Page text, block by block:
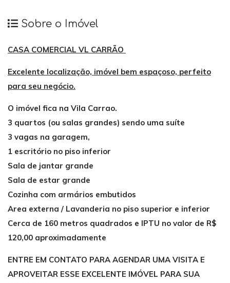
Sobre o Imóvel
CASA COMERCIAL VL CARRÃO
Excelente localização, imóvel bem espaçoso, perfeito
para seu negócio.
O imóvel fica na Vila Carrao.
3 quartos (ou salas grandes) sendo uma suíte
3 vagas na garagem,
1 escritório no piso inferior
Sala de jantar grande
Sala de estar grande
Cozinha com armários embutidos
Area externa / Lavanderia no piso superior e inferior
Cerca de 160 metros quadrados e IPTU no valor de R$
120,00 aproximadamente
ENTRE EM CONTATO PARA AGENDAR UMA VISITA E
APROVEITAR ESSE EXCELENTE IMÓVEL PARA SUA